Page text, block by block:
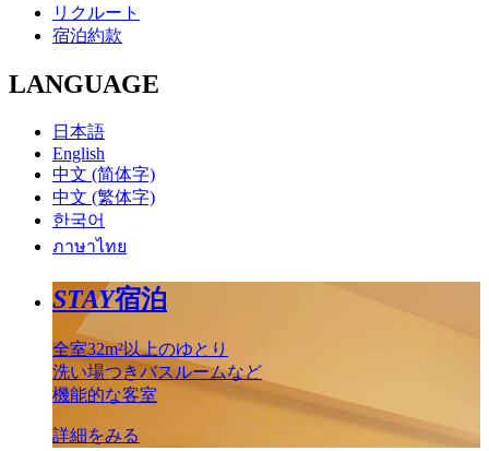
リクルート
宿泊約款
LANGUAGE
日本語
English
中文 (简体字)
中文 (繁体字)
한국어
ภาษาไทย
STAY宿泊
全室32m²以上のゆとり
洗い場つきバスルームなど
機能的な客室
詳細をみる